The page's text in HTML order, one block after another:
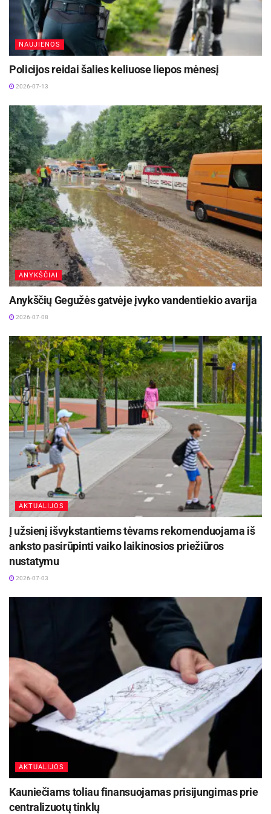
NAUJIENOS
Policijos reidai šalies keliuose liepos mėnesį
2026-07-13
ANYKŠČIAI
Anykščių Gegužės gatvėje įvyko vandentiekio avarija
2026-07-08
AKTUALIJOS
Į užsienį išvykstantiems tėvams rekomenduojama iš
anksto pasirūpinti vaiko laikinosios priežiūros
nustatymu
2026-07-03
AKTUALIJOS
Kauniečiams toliau finansuojamas prisijungimas prie
centralizuotų tinklų